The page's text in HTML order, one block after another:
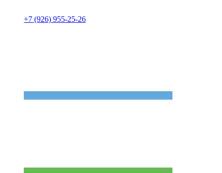
+7 (926) 955-25-26